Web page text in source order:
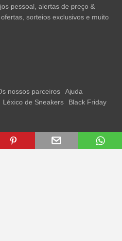
pessoal, alertas de preço &
sorteios exclusivos e muito
nossos parceiros
Ajuda
Léxico de Sneakers
Black Friday
Contacto